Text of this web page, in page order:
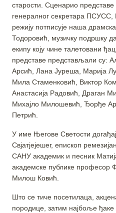
старости. Сценарио
генералног секретара
режију потписује наша
Тодоровић, музичку подршку
екипу коју чине талетовани
представе представљали су:
Арсић, Лана Јуреша, Марија
Мила Стаменковић, Виктор
Анастасија Радовић, Драган
Михајло Милошевић, Ђорђе
Петрић.
У име Његове Светости
Свјатјејешег, епископ
САНУ академик и песник
академске публике професор
Милош Ковић.
Што се тиче посетилаца,
породице, затим најбоље ђаке